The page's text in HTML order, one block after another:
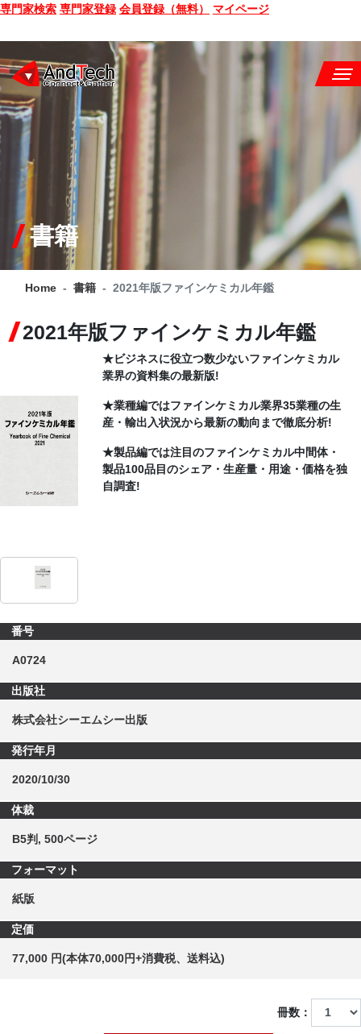
専門家検索 専門家登録 会員登録（無料） マイページ
SEMINAR
BOOK
CONSULTING
SERVICE
COMPANY
Q&A
SITE MAP
CONTACT
書籍
Home 書籍 2021年版ファインケミカル年鑑
2021年版ファインケミカル年鑑
★ビジネスに役立つ数少ないファインケミカル
業界の資料集の最新版!
★業種編ではファインケミカル業界35業種の生
産・輸出入状況から最新の動向まで徹底分析!
★製品編では注目のファインケミカル中間体・
製品100品目のシェア・生産量・用途・価格を独
自調査!
番号
A0724
出版社
株式会社シーエムシー出版
発行年月
2020/10/30
体裁
B5判, 500ページ
フォーマット
紙版
定価
77,000 円(本体70,000円+消費税、送料込)
冊数：